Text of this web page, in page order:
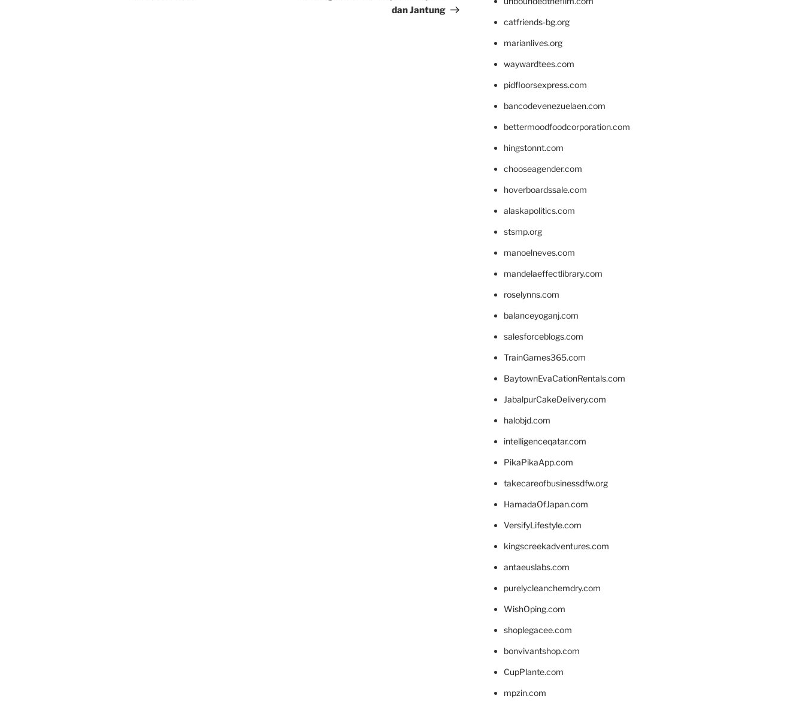
dan Jantung
catfriends-bg.org
marianlives.org
waywardtees.com
pidfloorsexpress.com
bancodevenezuelaen.com
bettermoodfoodcorporation.com
hingstonnt.com
chooseagender.com
hoverboardssale.com
alaskapolitics.com
stsmp.org
manoelneves.com
mandelaeffectlibrary.com
roselynns.com
balanceyoganj.com
salesforceblogs.com
TrainGames365.com
BaytownEvaCationRentals.com
JabalpurCakeDelivery.com
halobjd.com
intelligenceqatar.com
PikaPikaApp.com
takecareofbusinessdfw.org
HamadaOfJapan.com
VersifyLifestyle.com
kingscreekadventures.com
antaeuslabs.com
purelycleanchemdry.com
WishOping.com
shoplegacee.com
bonvivantshop.com
CupPlante.com
mpzin.com